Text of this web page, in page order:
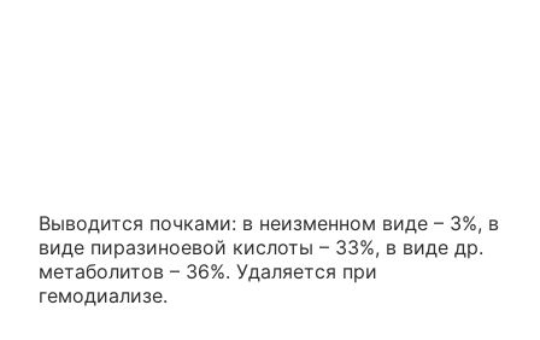
Выводится почками: в неизменном виде – 3%, в
виде пиразиноевой кислоты – 33%, в виде др.
метаболитов – 36%. Удаляется при
гемодиализе.